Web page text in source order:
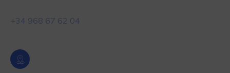
+34 968 67 62 04